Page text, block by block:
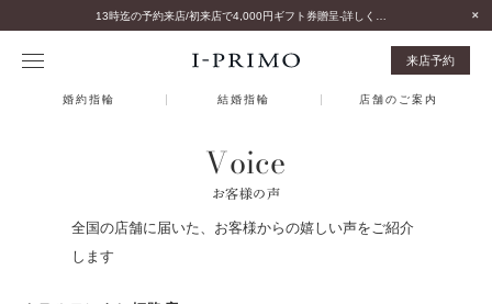
来店予約
婚約指輪 結婚指輪 店舗のご案内
Voice
お客様の声
全国の店舗に届いた、お客様からの嬉しい声をご紹介
します